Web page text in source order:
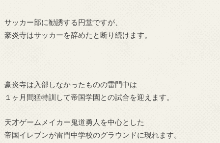
サッカー部に勧誘する円堂ですが、
豪炎寺はサッカーを辞めたと断り続けます。
豪炎寺は入部しなかったものの雷門中は
１ヶ月間猛特訓して帝国学園との試合を迎えます。
天才ゲームメイカー鬼道勇人を中心とした
帝国イレブンが雷門中学校のグラウンドに現れます。